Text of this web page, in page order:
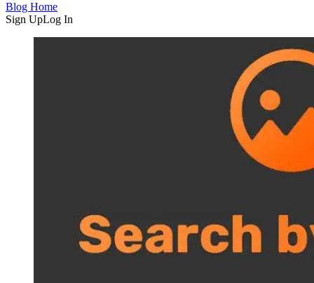
Blog Home
Sign UpLog In